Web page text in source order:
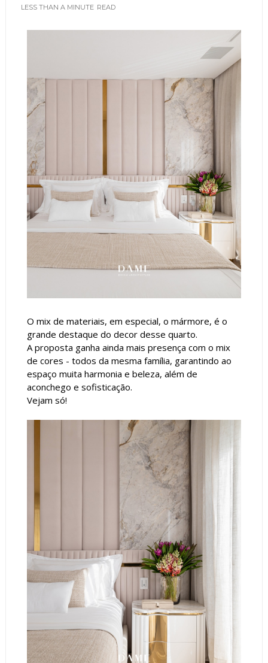
LESS THAN A MINUTE READ
O mix de materiais, em especial, o mármore, é o
grande destaque do decor desse quarto.
A proposta ganha ainda mais presença com o mix
de cores - todos da mesma família, garantindo ao
espaço muita harmonia e beleza, além de
aconchego e sofisticação.
Vejam só!